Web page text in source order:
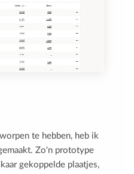
te hebben, heb ik
Zo'n prototype
gekoppelde plaatjes,